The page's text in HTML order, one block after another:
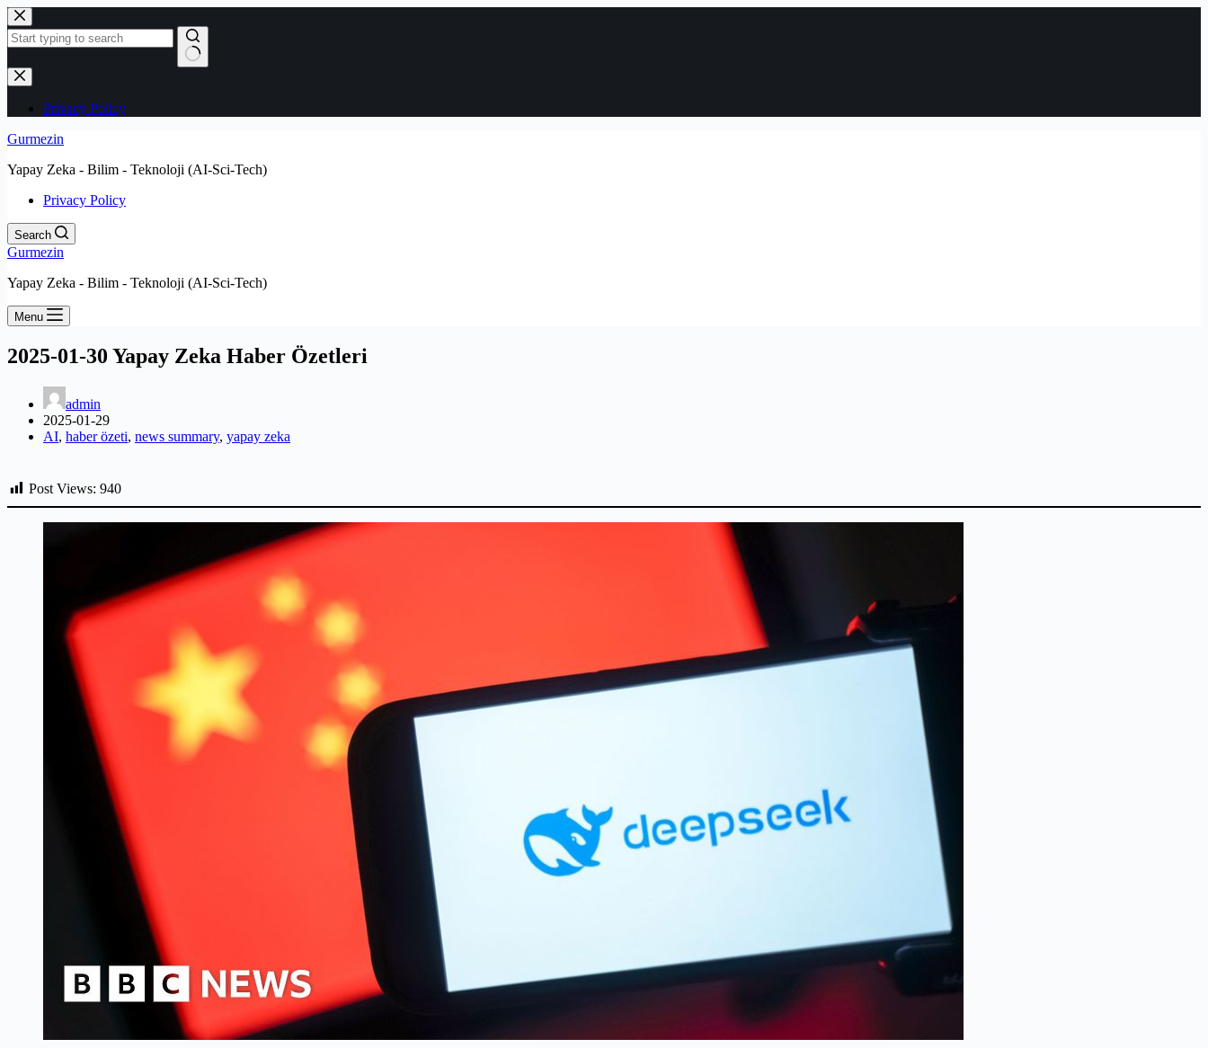
Skip
to
content
No
results
Privacy Policy
Gurmezin
Yapay Zeka - Bilim - Teknoloji (AI-Sci-Tech)
Privacy Policy
Search
Gurmezin
Yapay Zeka - Bilim - Teknoloji (AI-Sci-Tech)
Menu
2025-01-30 Yapay Zeka Haber Özetleri
admin
2025-01-29
AI, haber özeti, news summary, yapay zeka
Post Views: 940